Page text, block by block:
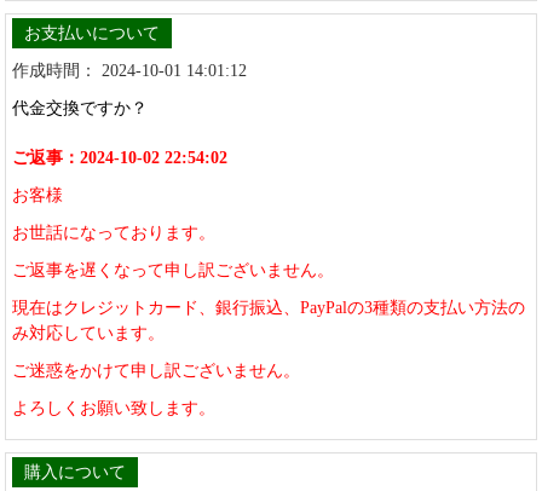
お支払いについて
作成時間： 2024-10-01 14:01:12
代金交換ですか？
ご返事：2024-10-02 22:54:02
お客様
お世話になっております。
ご返事を遅くなって申し訳ございません。
現在はクレジットカード、銀行振込、PayPalの3種類の支払い方法の
み対応しています。
ご迷惑をかけて申し訳ございません。
よろしくお願い致します。
購入について